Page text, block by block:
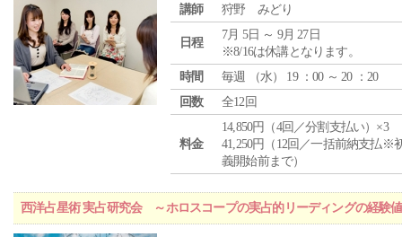
講師 狩野 みどり
日程
7月 5日 ～ 9月 27日
※8/16は休講となります。
時間
毎週 （水） 19 ：00 ～ 20 ：20
回数
全12回
料金
14,850円（4回／分割支払い）×3
41,250円（12回／一括前納支払※
義開始前まで）
西洋占星術 実占研究会 ～ホロスコープの実占的リーディングの経験